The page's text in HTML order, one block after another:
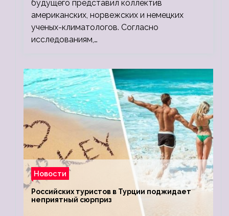
будущего представил коллектив
американских, норвежских и немецких
ученых-климатологов. Согласно
исследованиям,…
Новости
Российских туристов в Турции поджидает
неприятный сюрприз